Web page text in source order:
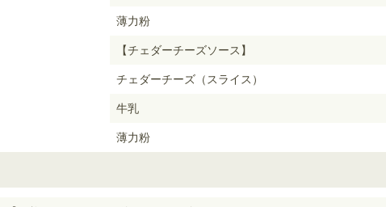
薄力粉
【チェダーチーズソース】
チェダーチーズ（スライス）
牛乳
薄力粉